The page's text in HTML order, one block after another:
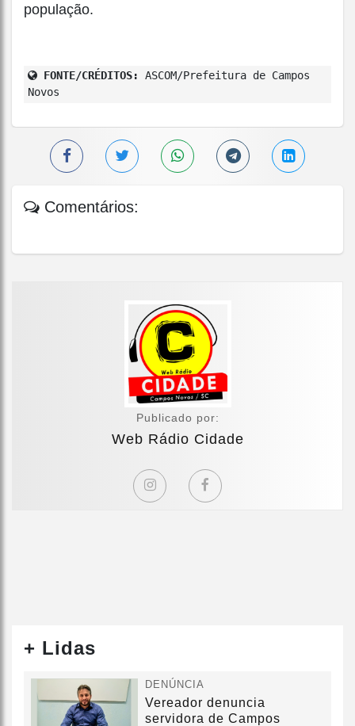
população.
FONTE/CRÉDITOS:
ASCOM/Prefeitura de Campos
Novos
Comentários:
Publicado por:
Web Rádio Cidade
+ Lidas
DENÚNCIA
Vereador denuncia
servidora de Campos